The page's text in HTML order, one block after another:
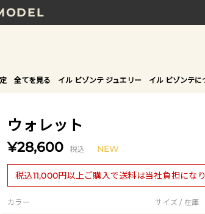
以上で送料無料
しいギフトガイド
全てを見る イル ビゾンテ ジュエリー イル ビゾンテに
ウォレット
¥28,600 税込 NEW
税込11,000円以上ご購入で送料は当社負担にな
カラー サイズ / 在庫